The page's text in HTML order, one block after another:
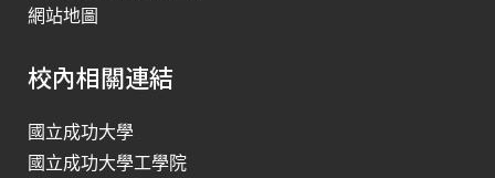
網站地圖
校內相關連結
國立成功大學
國立成功大學工學院